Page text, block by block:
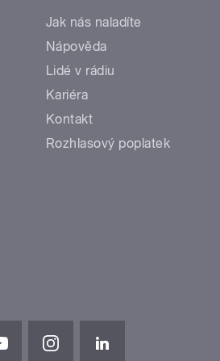
Jak nás naladíte
Nápověda
Lidé v rádiu
Kariéra
Kontakt
Rozhlasový poplatek